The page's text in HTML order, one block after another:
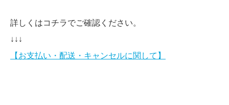
詳しくはコチラでご確認ください。
↓↓↓
【お支払い・配送・キャンセルに関して】